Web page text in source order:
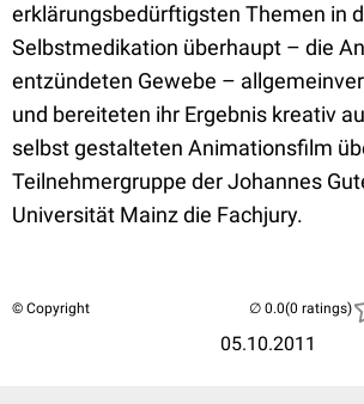
erklärungsbedürftigsten Themen in
Selbstmedikation überhaupt – die
entzündeten Gewebe –
und bereiteten ihr Ergebnis kreativ
selbst gestalteten Animationsfilm
Teilnehmergruppe der Johannes
Universität Mainz die Fachjury.
© Copyright
05.10.2011
(0 ratings)